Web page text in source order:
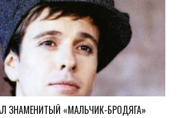
ЗНАМЕНИТЫЙ «МАЛЬЧИК-БРОДЯГА»